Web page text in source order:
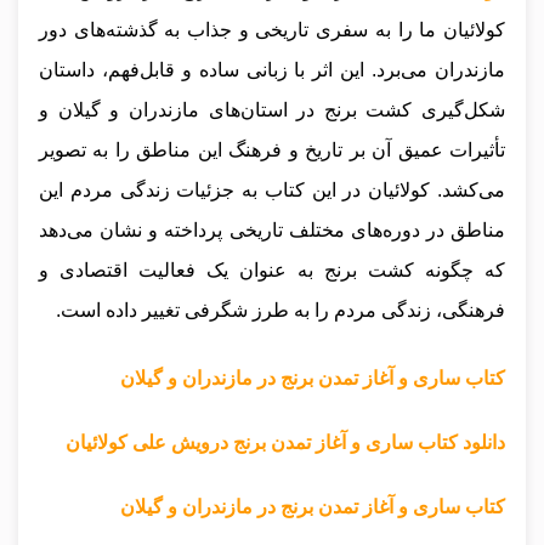
کولائیان ما را به سفری تاریخی و جذاب به گذشته‌های دور
مازندران می‌برد. این اثر با زبانی ساده و قابل‌فهم، داستان
شکل‌گیری کشت برنج در استان‌های مازندران و گیلان و
تأثیرات عمیق آن بر تاریخ و فرهنگ این مناطق را به تصویر
می‌کشد. کولائیان در این کتاب به جزئیات زندگی مردم این
مناطق در دوره‌های مختلف تاریخی پرداخته و نشان می‌دهد
که چگونه کشت برنج به عنوان یک فعالیت اقتصادی و
فرهنگی، زندگی مردم را به طرز شگرفی تغییر داده است.
کتاب ساری و آغاز تمدن برنج در مازندران و گیلان
دانلود کتاب ساری و آغاز تمدن برنج درویش علی کولائیان
کتاب ساری و آغاز تمدن برنج در مازندران و گیلان